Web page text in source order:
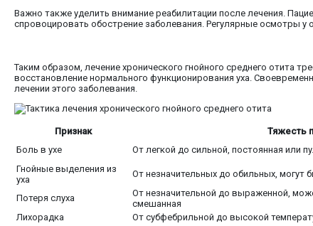
Важно также уделить внимание реабилитации после лечения.
спровоцировать обострение заболевания. Регулярные осмотры
Таким образом, лечение хронического гнойного среднего отита
восстановление нормального функционирования уха.
лечении этого заболевания.
Признак Тяжесть
Боль в ухе
От легкой до сильной, постоянная или
Гнойные выделения из
уха
От незначительных до обильных, могут
Потеря слуха
От незначительной до выраженной,
смешанная
Лихорадка
От субфебрильной до высокой